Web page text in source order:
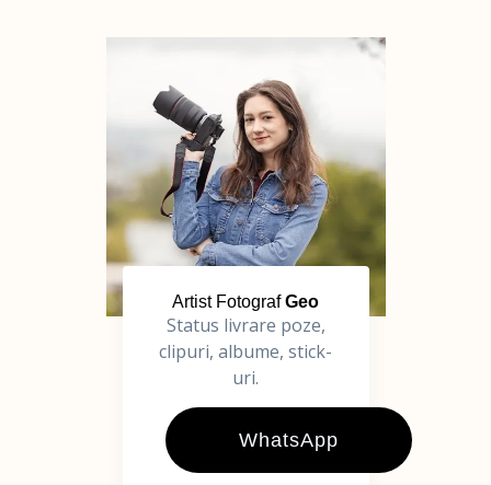
Artist FotografGeo
Status livrare poze,
clipuri, albume, stick-
uri.
WhatsApp